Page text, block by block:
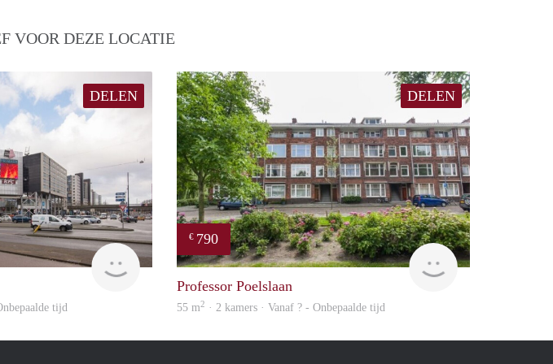
VOOR DEZE LOCATIE
DELEN
tijd
DELEN
€ 790
finder
Professor Poelslaan
55 m2 · 2 kamers · Vanaf ? - Onbepaalde tijd